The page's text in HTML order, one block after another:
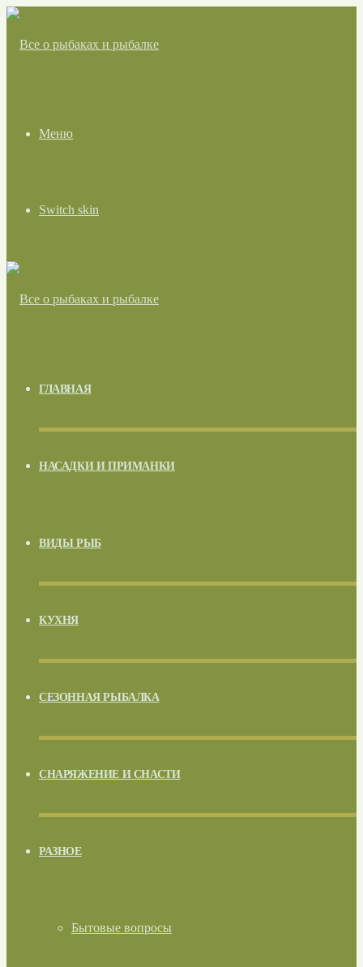
Меню
Switch skin
ГЛАВНАЯ
НАСАДКИ И ПРИМАНКИ
ВИДЫ РЫБ
КУХНЯ
СЕЗОННАЯ РЫБАЛКА
СНАРЯЖЕНИЕ И СНАСТИ
РАЗНОЕ
Бытовые вопросы